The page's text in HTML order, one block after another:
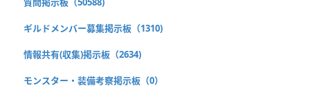
ギルドメンバー募集掲示板（1310)
情報共有(収集)掲示板（2634)
モンスター・装備考察掲示板（0）